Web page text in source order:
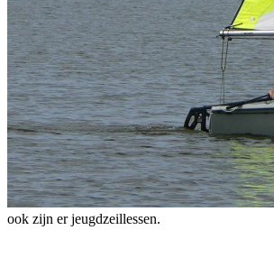
ook zijn er jeugdzeillessen.